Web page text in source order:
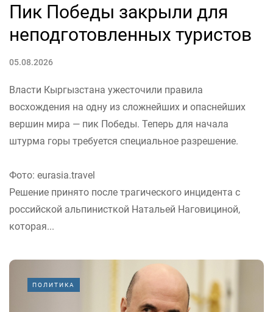
Пик Победы закрыли для
неподготовленных туристов
05.08.2026
Власти Кыргызстана ужесточили правила
восхождения на одну из сложнейших и опаснейших
вершин мира — пик Победы. Теперь для начала
штурма горы требуется специальное разрешение.
Фото: eurasia.travel
Решение принято после трагического инцидента с
российской альпинисткой Натальей Наговициной,
которая...
ПОЛИТИКА